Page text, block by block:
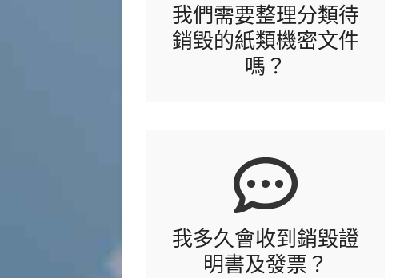
我們需要整理分類待
銷毀的紙類機密文件
嗎？
我多久會收到銷毀證
明書及發票？